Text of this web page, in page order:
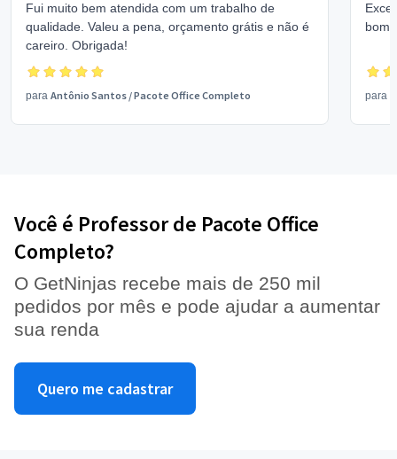
Fui muito bem atendida com um trabalho de
qualidade. Valeu a pena, orçamento grátis e não é
careiro. Obrigada!
para Antônio Santos /Pacote Office Completo
bom
para
Você é Professor de Pacote Office
Completo?
O GetNinjas recebe mais de 250 mil
pedidos por mês e pode ajudar a aumentar
sua renda
Quero me cadastrar